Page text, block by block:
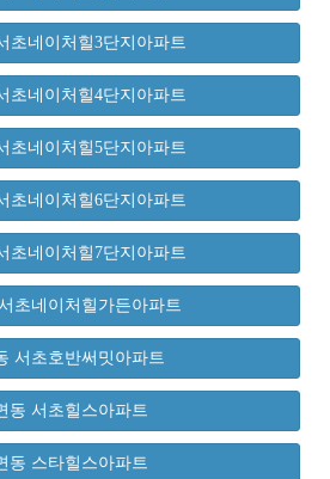
초네이처힐3단지아파트
초네이처힐4단지아파트
초네이처힐5단지아파트
초네이처힐6단지아파트
초네이처힐7단지아파트
초네이처힐가든아파트
서초호반써밋아파트
동 서초힐스아파트
동 스타힐스아파트